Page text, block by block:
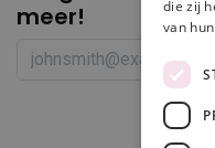
meer!
die zij
van